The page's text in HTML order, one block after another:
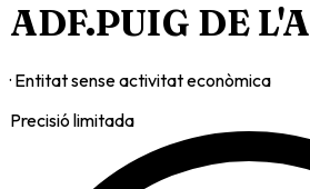
ADF.PUIG DE
· Entitat sense activitat econòmica
Precisió limitada